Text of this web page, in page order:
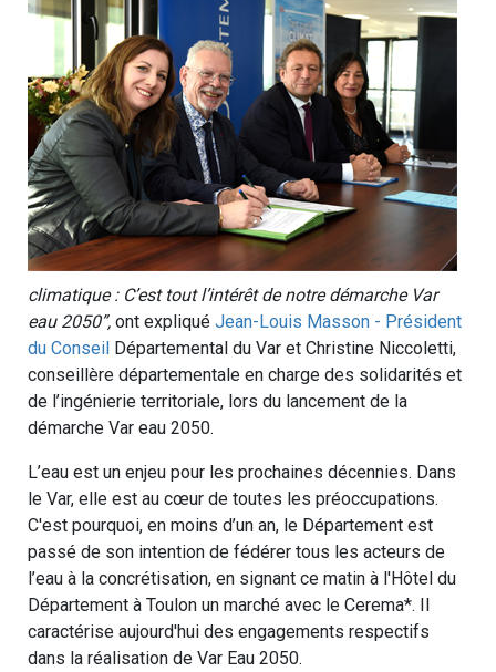
climatique : C’est tout l’intérêt de notre démarche Var
eau 2050”, ont expliqué Jean-Louis Masson - Président
du Conseil Départemental du Var et Christine Niccoletti,
conseillère départementale en charge des solidarités et
de l’ingénierie territoriale, lors du lancement de la
démarche Var eau 2050.
L’eau est un enjeu pour les prochaines décennies. Dans
le Var, elle est au cœur de toutes les préoccupations.
C'est pourquoi, en moins d’un an, le Département est
passé de son intention de fédérer tous les acteurs de
l’eau à la concrétisation, en signant ce matin à l'Hôtel du
Département à Toulon un marché avec le Cerema*. Il
caractérise aujourd'hui des engagements respectifs
dans la réalisation de Var Eau 2050.